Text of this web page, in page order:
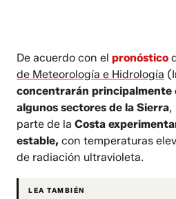
De acuerdo con elpronóstico
de Meteorología e Hidrología
concentrarán principalmente
algunos sectores de la Sierra,
parte de la Costa
estable,con temperaturas
de radiación ultravioleta.
LEA TAMBIÉN